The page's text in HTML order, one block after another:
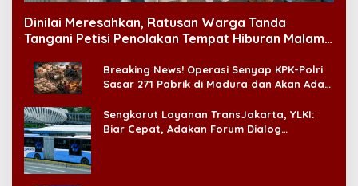
Dinilai Meresahkan, Ratusan Warga Tanda
Tangani Petisi Penolakan Tempat Hiburan Malam
Breaking News! Operasi Senyap KPK-Polri
Sasar 271 Pabrik di Madura dan Akan Ada
Sengkarut Layanan TransJakarta, YLKI:
Biar Cepat, Adakan Forum Dialog